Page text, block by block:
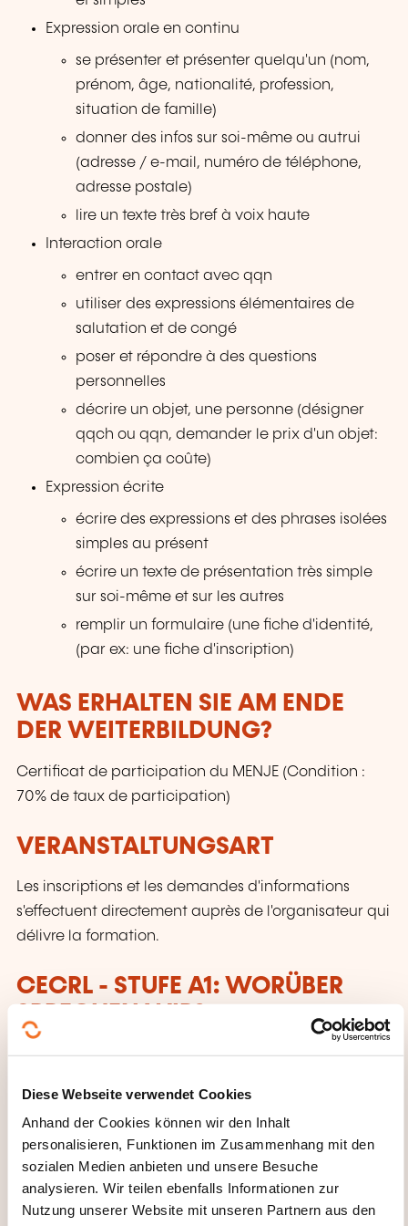
Diese Webseite verwendet Cookies
Anhand der Cookies können wir den Inhalt
personalisieren, Funktionen im Zusammenhang mit den
sozialen Medien anbieten und unsere Besuche
analysieren. Wir teilen ebenfalls Informationen zur
Nutzung unserer Website mit unseren Partnern aus den
Expression orale en continu
se présenter et présenter quelqu'un (nom,
prénom, âge, nationalité, profession,
situation de famille)
donner des infos sur soi-même ou autrui
(adresse / e-mail, numéro de téléphone,
adresse postale)
lire un texte très bref à voix haute
Interaction orale
entrer en contact avec qqn
utiliser des expressions élémentaires de
salutation et de congé
poser et répondre à des questions
personnelles
décrire un objet, une personne (désigner
qqch ou qqn, demander le prix d'un objet:
combien ça coûte)
Expression écrite
écrire des expressions et des phrases isolées
simples au présent
écrire un texte de présentation très simple
sur soi-même et sur les autres
remplir un formulaire (une fiche d'identité,
(par ex: une fiche d'inscription)
WAS ERHALTEN SIE AM ENDE
DER WEITERBILDUNG?
Certificat de participation du MENJE (Condition :
70% de taux de participation)
VERANSTALTUNGSART
Les inscriptions et les demandes d'informations
s'effectuent directement auprès de l'organisateur qui
délivre la formation.
CECRL - STUFE A1: WORÜBER
Jeder, der dieses Niveau erreicht hat:
Kann vertraute, alltägliche Ausdrücke und ganz
einfache Sätze verstehen und verwenden, die
auf die Befriedigung konkreter Bedürfnisse
abzielen.
Kann sich und andere vorstellen und anderen
Leuten Fragen zu ihrer Person stellen – z. B., wo